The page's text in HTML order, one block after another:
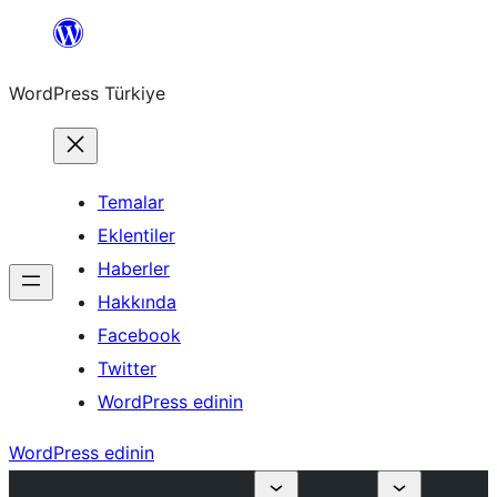
İçeriğe
WordPress Türkiye
Temalar
Eklentiler
Haberler
Hakkında
Facebook
Twitter
WordPress edinin
WordPress edinin